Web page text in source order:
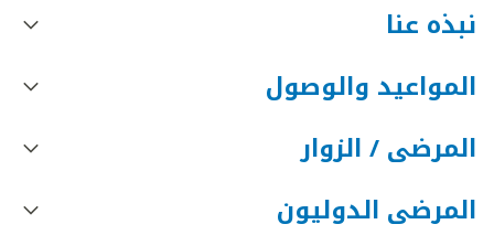
نبذه عنا
المواعيد والوصول
المرضى / الزوار
المرضى الدوليون